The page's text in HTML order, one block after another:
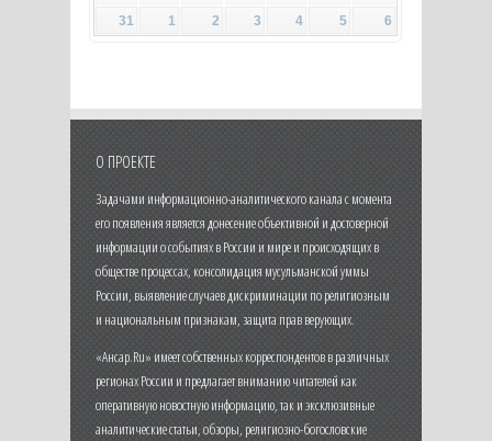
31
1 2 3 4 5 6
О ПРОЕКТЕ
Задачами информационно-аналитического канала с момента
его появления является донесение объективной и достоверной
информации о событиях в России и мире и происходящих в
обществе процессах, консолидация мусульманской уммы
России, выявление случаев дискриминации по религиозным
и национальным признакам, защита прав верующих.
«Ансар.Ru» имеет собственных корреспондентов в различных
регионах России и предлагает вниманию читателей как
оперативную новостную информацию, так и эксклюзивные
аналитические статьи, обзоры, религиозно-богословские